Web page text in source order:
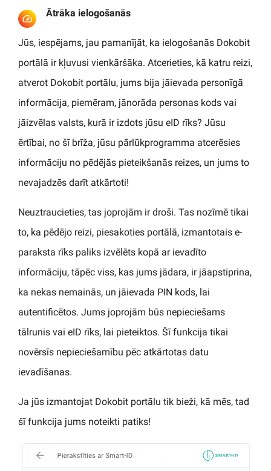
Ātrāka ielogošanās
Jūs, iespējams, jau pamanījāt, ka ielogošanās Dokobit
portālā ir kļuvusi vienkāršāka. Atcerieties, kā katru reizi,
atverot Dokobit portālu, jums bija jāievada personīgā
informācija, piemēram, jānorāda personas kods vai
jāizvēlas valsts, kurā ir izdots jūsu eID rīks? Jūsu
ērtībai, no šī brīža, jūsu pārlūkprogramma atcerēsies
informāciju no pēdējās pieteikšanās reizes, un jums to
nevajadzēs darīt atkārtoti!
Neuztraucieties, tas joprojām ir droši. Tas nozīmē tikai
to, ka pēdējo reizi, piesakoties portālā, izmantotais e-
paraksta rīks paliks izvēlēts kopā ar ievadīto
informāciju, tāpēc viss, kas jums jādara, ir jāapstiprina,
ka nekas nemainās, un jāievada PIN kods, lai
autentificētos. Jums joprojām būs nepieciešams
tālrunis vai eID rīks, lai pieteiktos. Šī funkcija tikai
novērsīs nepieciešamību pēc atkārtotas datu
ievadīšanas.
Ja jūs izmantojat Dokobit portālu tik bieži, kā mēs, tad
šī funkcija jums noteikti patiks!